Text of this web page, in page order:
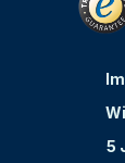
5